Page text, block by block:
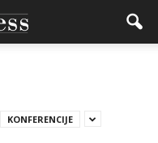
KONFERENCIJE